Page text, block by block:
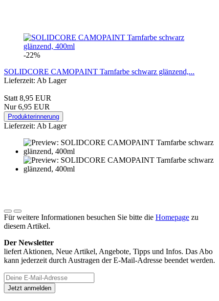
-22%
SOLIDCORE CAMOPAINT Tarnfarbe schwarz glänzend,...
Lieferzeit: Ab Lager
Statt 8,95 EUR
Nur 6,95 EUR
Produkterinnerung
Lieferzeit: Ab Lager
Für weitere Informationen besuchen Sie bitte die Homepage zu
diesem Artikel.
Der Newsletter
liefert Aktionen, Neue Artikel, Angebote, Tipps und Infos. Das Abo
kann jederzeit durch Austragen der E-Mail-Adresse beendet werden.